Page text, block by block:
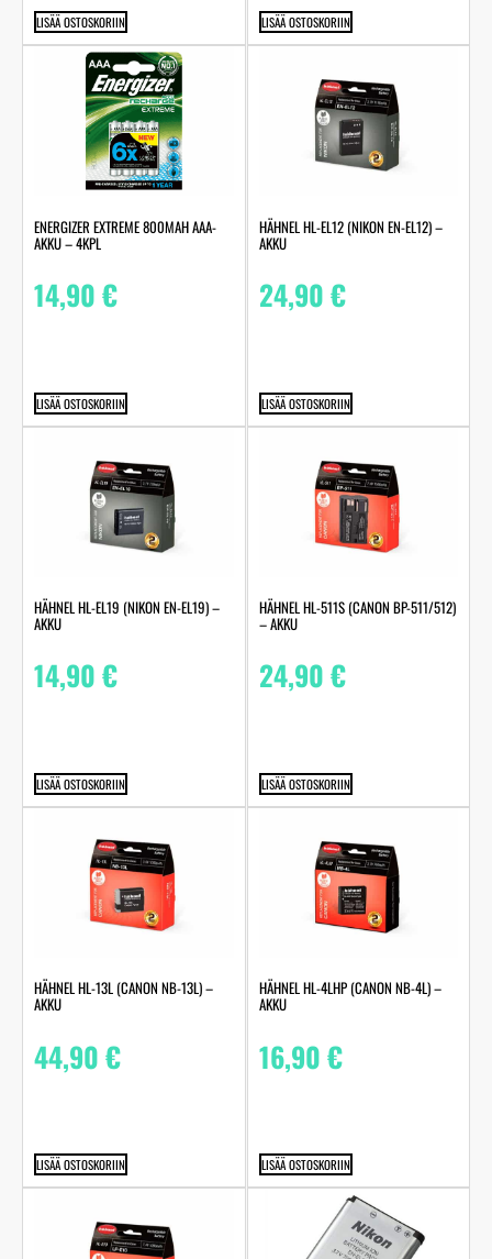
LISÄÄ OSTOSKORIIN LISÄÄ OSTOSKORIIN
ENERGIZER EXTREME 800MAH AAA-
AKKU – 4KPL
14,90€
LISÄÄ OSTOSKORIIN
HÄHNEL HL-EL12 (NIKON EN-EL12) –
AKKU
24,90€
LISÄÄ OSTOSKORIIN
HÄHNEL HL-EL19 (NIKON EN-EL19) –
AKKU
14,90€
LISÄÄ OSTOSKORIIN
HÄHNEL HL-511S (CANON BP-511/512)
– AKKU
24,90€
LISÄÄ OSTOSKORIIN
HÄHNEL HL-13L (CANON NB-13L) –
AKKU
44,90€
LISÄÄ OSTOSKORIIN
HÄHNEL HL-4LHP (CANON NB-4L) –
AKKU
16,90€
LISÄÄ OSTOSKORIIN